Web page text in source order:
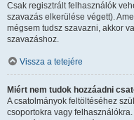
Csak regisztrált felhasználók
szavazás elkerülése végett).
mégsem tudsz szavazni, akkor
szavazáshoz.
Vissza a tetejére
Miért nem tudok hozzáadni
A csatolmányok feltöltéséhez
csoportokra vagy